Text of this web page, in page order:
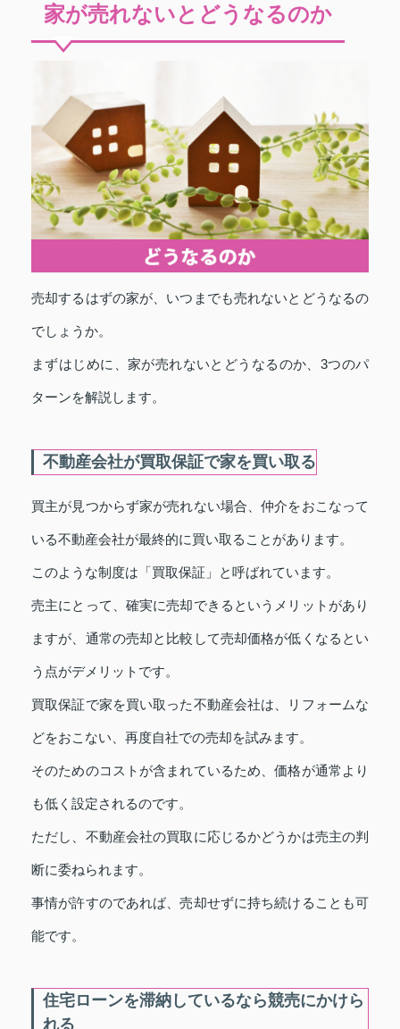
家が売れないとどうなるのか
売却するはずの家が、いつまでも売れないとどうなるの
でしょうか。
まずはじめに、家が売れないとどうなるのか、3つのパ
ターンを解説します。
不動産会社が買取保証で家を買い取る
買主が見つからず家が売れない場合、仲介をおこなって
いる不動産会社が最終的に買い取ることがあります。
このような制度は「買取保証」と呼ばれています。
売主にとって、確実に売却できるというメリットがあり
ますが、通常の売却と比較して売却価格が低くなるとい
う点がデメリットです。
買取保証で家を買い取った不動産会社は、リフォームな
どをおこない、再度自社での売却を試みます。
そのためのコストが含まれているため、価格が通常より
も低く設定されるのです。
ただし、不動産会社の買取に応じるかどうかは売主の判
断に委ねられます。
事情が許すのであれば、売却せずに持ち続けることも可
能です。
住宅ローンを滞納しているなら競売にかけら
れる